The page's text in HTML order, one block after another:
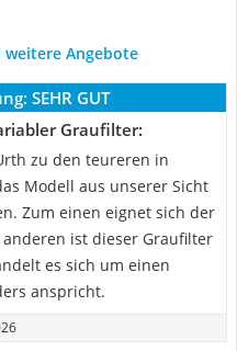
weitere Angebote
SEHR GUT
Graufilter:
zu den teureren in
Modell aus unserer Sicht
Zum einen eignet sich der
ist dieser Graufilter
es sich um einen
anspricht.